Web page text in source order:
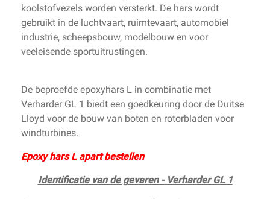
koolstofvezels worden versterkt. De hars wordt
gebruikt in de luchtvaart, ruimtevaart, automobiel
industrie, scheepsbouw, modelbouw en voor
veeleisende sportuitrustingen.
De beproefde epoxyhars L in combinatie met
Verharder GL 1 biedt een goedkeuring door de Duitse
Lloyd voor de bouw van boten en rotorbladen voor
windturbines.
Epoxy hars L apart bestellen
Identificatie van de gevaren - Verharder GL 1